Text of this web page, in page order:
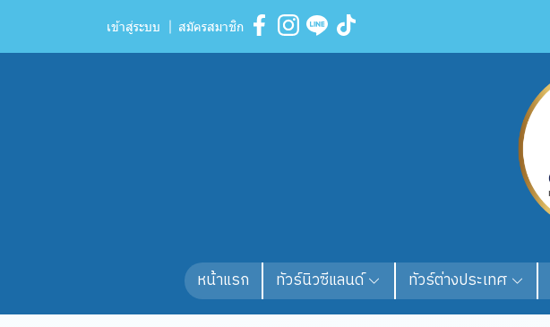
เข้าสู่ระบบ สมัครสมาชิก
หน้าแรก ทัวร์นิวซีแลนด์ ทัวร์ต่างประเทศ